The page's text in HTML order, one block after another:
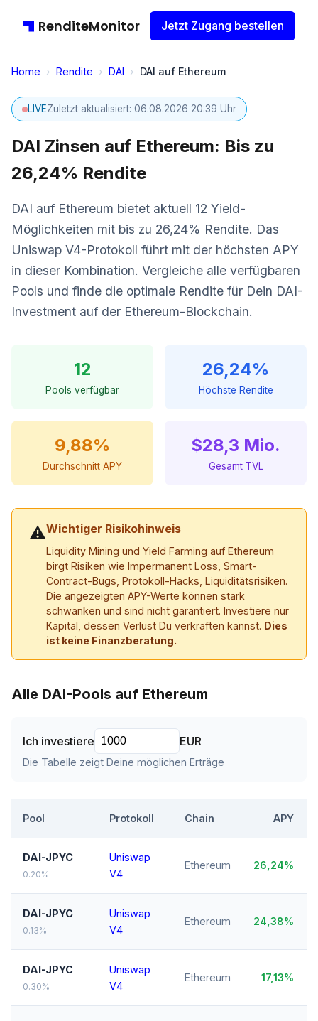
RenditeMonitor Jetzt Zugang bestellen
Home › Rendite › DAI › DAI auf Ethereum
LIVEZuletzt aktualisiert: 06.08.2026 20:39 Uhr
DAI Zinsen auf Ethereum: Bis zu
26,24% Rendite
DAI auf Ethereum bietet aktuell 12 Yield-
Möglichkeiten mit bis zu 26,24% Rendite. Das
Uniswap V4-Protokoll führt mit der höchsten APY
in dieser Kombination. Vergleiche alle verfügbaren
Pools und finde die optimale Rendite für Dein DAI-
Investment auf der Ethereum-Blockchain.
12
Pools verfügbar
26,24%
Höchste Rendite
9,88%
Durchschnitt APY
$28,3 Mio.
Gesamt TVL
⚠Wichtiger Risikohinweis
Liquidity Mining und Yield Farming auf Ethereum
birgt Risiken wie Impermanent Loss, Smart-
Contract-Bugs, Protokoll-Hacks, Liquiditätsrisiken.
Die angezeigten APY-Werte können stark
schwanken und sind nicht garantiert. Investiere nur
Kapital, dessen Verlust Du verkraften kannst. Dies
ist keine Finanzberatung.
Alle DAI-Pools auf Ethereum
Ich investiere EUR
Die Tabelle zeigt Deine möglichen Erträge
Pool Protokoll Chain APY
DAI-JPYC
0.20%
Uniswap
V4
Ethereum 26,24%
DAI-JPYC
0.13%
Uniswap
V4
Ethereum 24,38%
DAI-JPYC
0.30%
Uniswap
V4
Ethereum 17,13%